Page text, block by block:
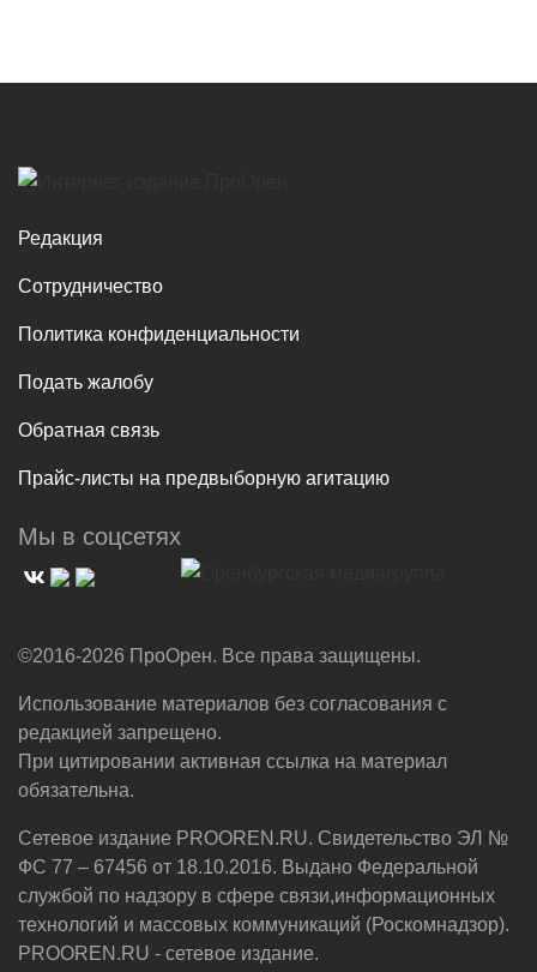
Редакция
Сотрудничество
Политика конфиденциальности
Подать жалобу
Обратная связь
Прайс-листы на предвыборную агитацию
Мы в соцсетях
©2016-2026 ПроОрен. Все права защищены.
Использование материалов без согласования с
редакцией запрещено.
При цитировании активная ссылка на материал
обязательна.
Сетевое издание PROOREN.RU. Свидетельство ЭЛ №
ФС 77 – 67456 от 18.10.2016. Выдано Федеральной
службой по надзору в сфере связи,информационных
технологий и массовых коммуникаций (Роскомнадзор).
PROOREN.RU - сетевое издание.